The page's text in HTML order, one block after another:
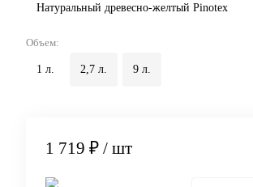
Натуральный древесно-желтый Pinotex
Объем:
1 л. 2,7 л. 9 л.
1 719 ₽ / шт